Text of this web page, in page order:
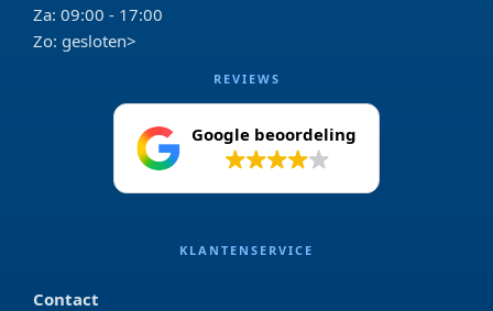
Za: 09:00 - 17:00
Zo: gesloten>
REVIEWS
Google beoordeling
KLANTENSERVICE
Contact